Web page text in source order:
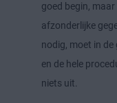
goed begin,
afzonderlijke
nodig, moet in
en de hele
niets uit.